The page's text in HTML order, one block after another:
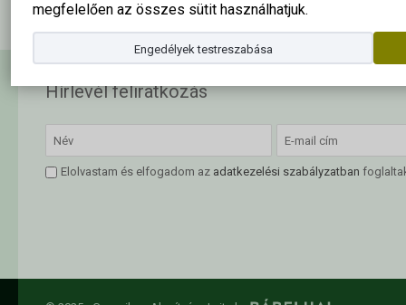
megfelelően az összes sütit használhatjuk.
Engedélyek testreszabása
Hírlevél feliratkozás
Elolvastam és elfogadom az adatkezelési szabályzatban